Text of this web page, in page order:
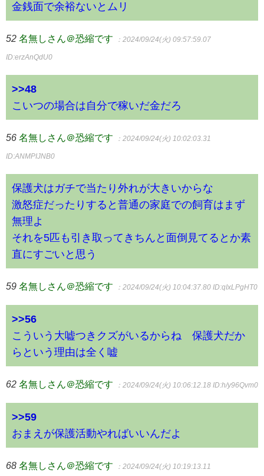
金銭面で余裕ないとムリ
52 名無しさん＠恐縮です ：2024/09/24(火) 09:57:59.07
ID:erzAnQdU0
>>48
こいつの場合は自分で稼いだ金だろ
56 名無しさん＠恐縮です ：2024/09/24(火) 10:02:03.31
ID:ANMPIJNB0
保護犬はガチで当たり外れが大きいからな
激怒症だったりすると普通の家庭での飼育はまず
無理よ
それを5匹も引き取ってきちんと面倒見てるとか素
直にすごいと思う
59 名無しさん＠恐縮です ：2024/09/24(火) 10:04:37.80 ID:qIxLPgHT0
>>56
こういう大嘘つきクズがいるからね 保護犬だか
らという理由は全く嘘
62 名無しさん＠恐縮です ：2024/09/24(火) 10:06:12.18 ID:h/y96Qvm0
>>59
おまえが保護活動やればいいんだよ
68 名無しさん＠恐縮です ：2024/09/24(火) 10:19:13.11